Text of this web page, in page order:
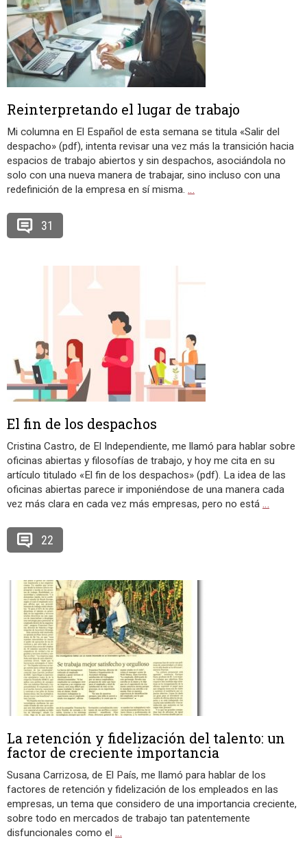
Reinterpretando el lugar de trabajo
Mi columna en El Español de esta semana se titula «Salir del
despacho» (pdf), intenta revisar una vez más la transición hacia
espacios de trabajo abiertos y sin despachos, asociándola no
solo con una nueva manera de trabajar, sino incluso con una
redefinición de la empresa en sí misma. …
31
El fin de los despachos
Cristina Castro, de El Independiente, me llamó para hablar sobre
oficinas abiertas y filosofías de trabajo, y hoy me cita en su
artículo titulado «El fin de los despachos» (pdf). La idea de las
oficinas abiertas parece ir imponiéndose de una manera cada
vez más clara en cada vez más empresas, pero no está …
22
La retención y fidelización del talento: un
factor de creciente importancia
Susana Carrizosa, de El País, me llamó para hablar de los
factores de retención y fidelización de los empleados en las
empresas, un tema que considero de una importancia creciente,
sobre todo en mercados de trabajo tan patentemente
disfuncionales como el …